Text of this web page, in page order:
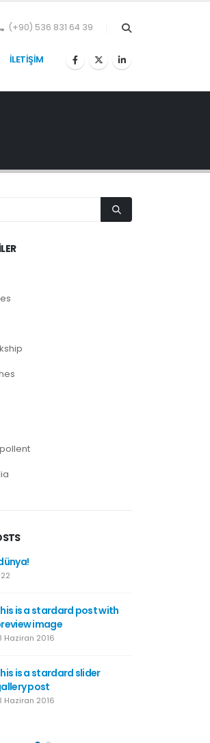
(+90) 536 831 64 39
İLETIŞIM
is a stardard post with
image
Haziran 2016
is a stardard slider
post
Haziran 2016